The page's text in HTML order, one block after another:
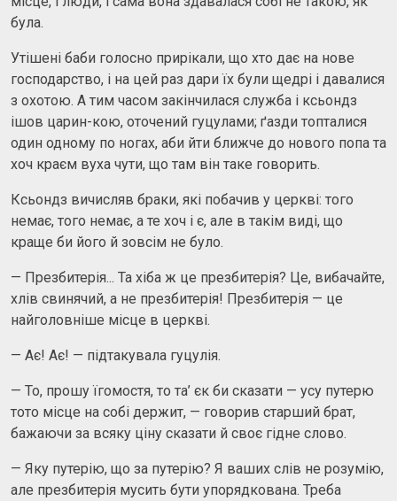
була.
Утішені баби голосно прирікали, що хто дає на нове
господарство, і на цей раз дари їх були щедрі і давалися
з охотою. А тим часом закінчилася служба і ксьондз
ішов царин-кою, оточений гуцулами; ґазди топталися
один одному по ногах, аби йти ближче до нового попа та
хоч краєм вуха чути, що там він таке говорить.
Ксьондз вичисляв браки, які побачив у церкві: того
немає, того немає, а те хоч і є, але в такім виді, що
краще би його й зовсім не було.
— Презбитерія... Та хіба ж це презбитерія? Це, вибачайте,
хлів свинячий, а не презбитерія! Презбитерія — це
найголовніше місце в церкві.
— Ає! Ає! — підтакувала гуцулія.
— То, прошу їгомостя, то та’ єк би сказати — усу путерю
тото місце на собі держит, — говорив старший брат,
бажаючи за всяку ціну сказати й своє гідне слово.
— Яку путерію, що за путерію? Я ваших слів не розумію,
але презбитерія мусить бути упорядкована. Треба